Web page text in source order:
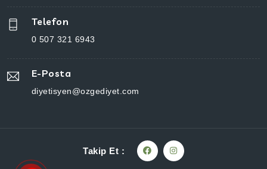
Telefon
0 507 321 6943
E-Posta
diyetisyen@ozgediyet.com
Takip Et :